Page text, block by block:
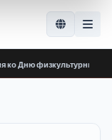
Дню физкультурника•